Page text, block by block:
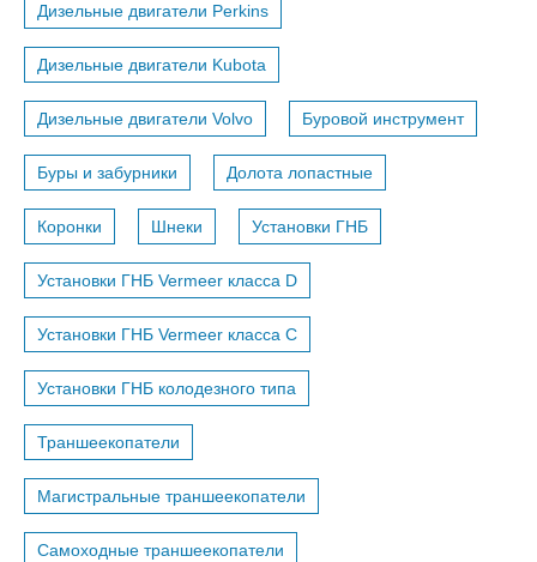
Дизельные двигатели Perkins
Дизельные двигатели Kubota
Дизельные двигатели Volvo Буровой инструмент
Буры и забурники Долота лопастные
Коронки Шнеки Установки ГНБ
Установки ГНБ Vermeer класса D
Установки ГНБ Vermeer класса С
Установки ГНБ колодезного типа
Траншеекопатели
Магистральные траншеекопатели
Самоходные траншеекопатели